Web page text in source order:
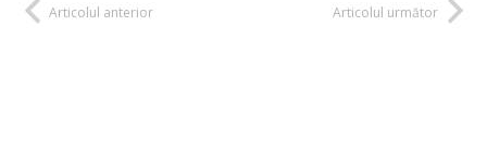
Articolul anterior Articolul următor